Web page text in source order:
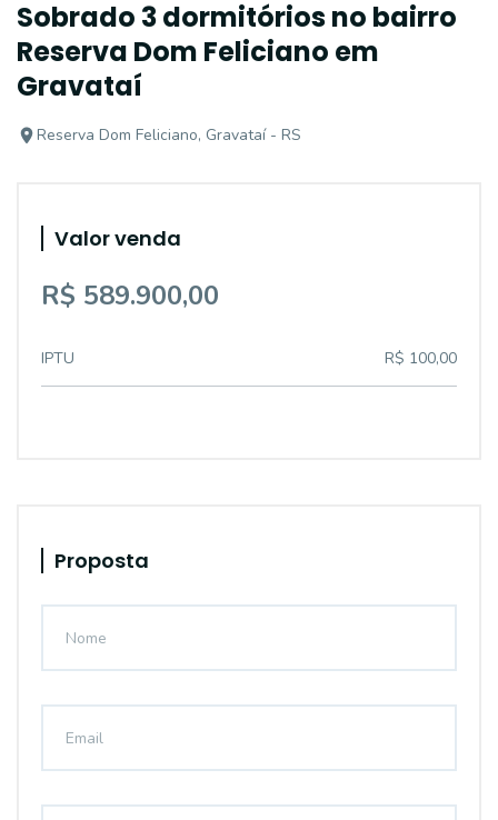
Sobrado 3 dormitórios no bairro
Reserva Dom Feliciano em
Gravataí
Reserva Dom Feliciano, Gravataí - RS
Valor venda
R$ 589.900,00
IPTU R$ 100,00
Proposta